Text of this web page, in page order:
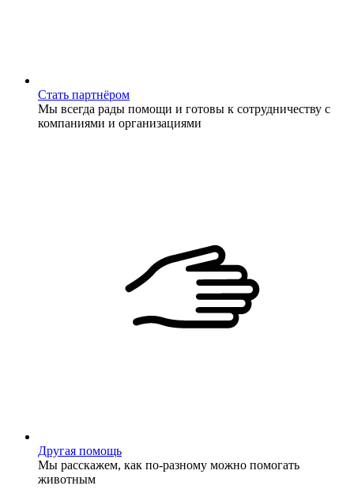
Стать партнёром
Мы всегда рады помощи и готовы к сотрудничеству с
компаниями и организациями
Другая помощь
Мы расскажем, как по-разному можно помогать
животным